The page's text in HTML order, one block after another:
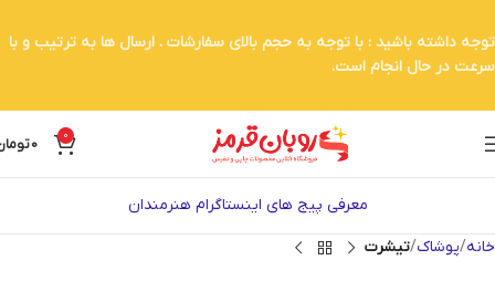
0
0
معرفی پیج های اینستاگرام هنرمندان
خانه پوشاک تیشرت
توجه داشته باشید : با توجه به حجم بالای سفارشات . ارسال ها به ترتیب و با
سرعت در حال انجام است.